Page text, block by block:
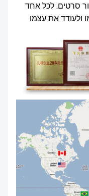
סרטים. לכל אחד